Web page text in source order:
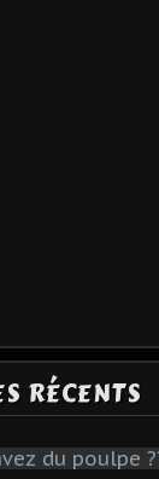
RÉCENTS